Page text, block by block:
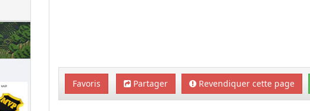
Favoris Partager Revendiquer cette page